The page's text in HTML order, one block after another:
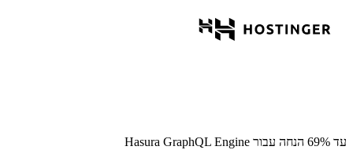
עד 69% הנחה עבור Hasura GraphQL Engine